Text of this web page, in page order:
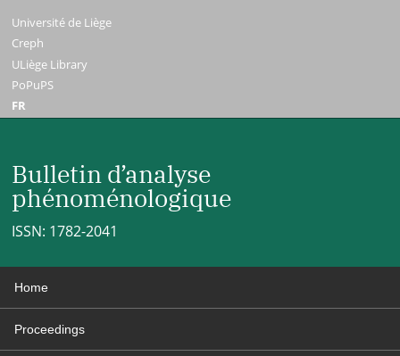
Université de Liège
Creph
ULiège Library
PoPuPS
FR
Bulletin d’analyse
phénoménologique
ISSN: 1782-2041
Home
Proceedings